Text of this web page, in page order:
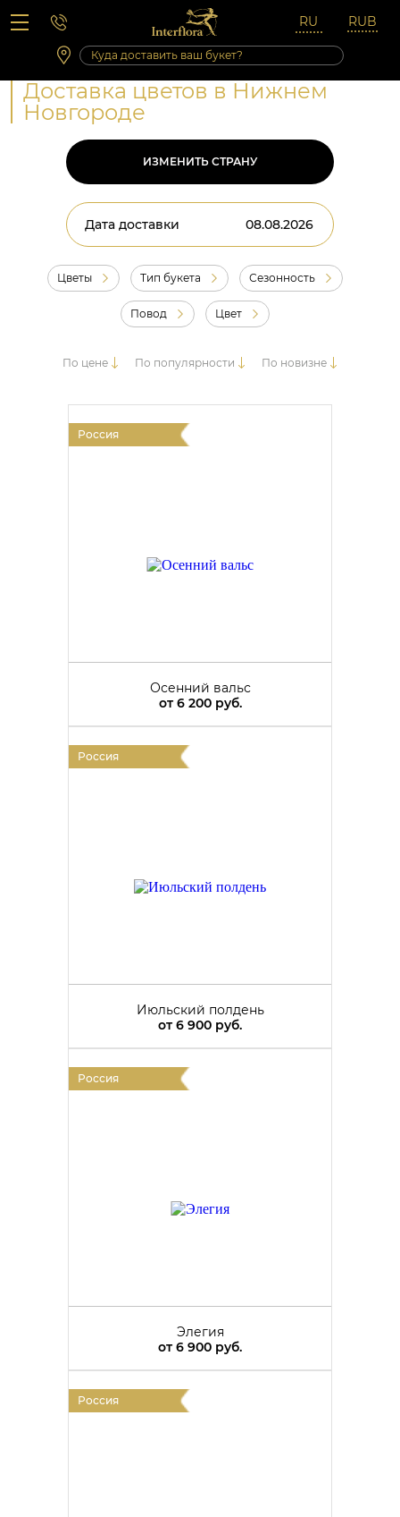
Вопросы-ответы
Сб 10:00 ‐ 14:00
Выходные и праздничные дни
Доставка цветов в Нижнем
Новгороде
ИЗМЕНИТЬ СТРАНУ
Дата доставки
Цветы Тип букета Сезонность
Повод Цвет
По цене По популярности По новизне
Россия
Осенний вальс
от6 200 руб.
Россия
Июльский полдень
от6 900 руб.
Россия
Элегия
от6 900 руб.
Россия